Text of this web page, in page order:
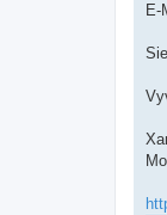
E-